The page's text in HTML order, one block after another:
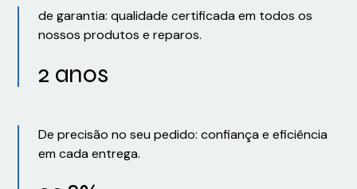
de garantia: qualidade certificada em todos os
nossos produtos e reparos.
2 anos
De precisão no seu pedido: confiança e eficiência
em cada entrega.